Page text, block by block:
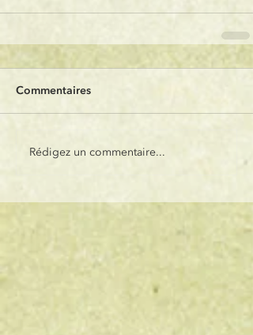
Commentaires
Rédigez un commentaire...